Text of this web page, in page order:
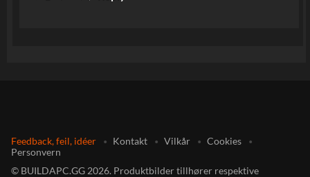
Feedback, feil, idéer Kontakt Vilkår
Cookies
Personvern
© BUILDAPC.GG 2026. Produktbilder tillhører respektive